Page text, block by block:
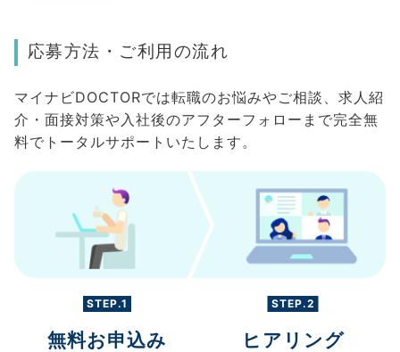
応募方法・ご利用の流れ
マイナビDOCTORでは転職のお悩みやご相談、求人紹
介・面接対策や入社後のアフターフォローまで完全無
料でトータルサポートいたします。
STEP.1
無料お申込み
STEP.2
ヒアリング